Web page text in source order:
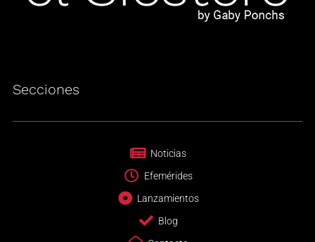
Secciones
Noticias
Efemérides
Lanzamientos
Blog